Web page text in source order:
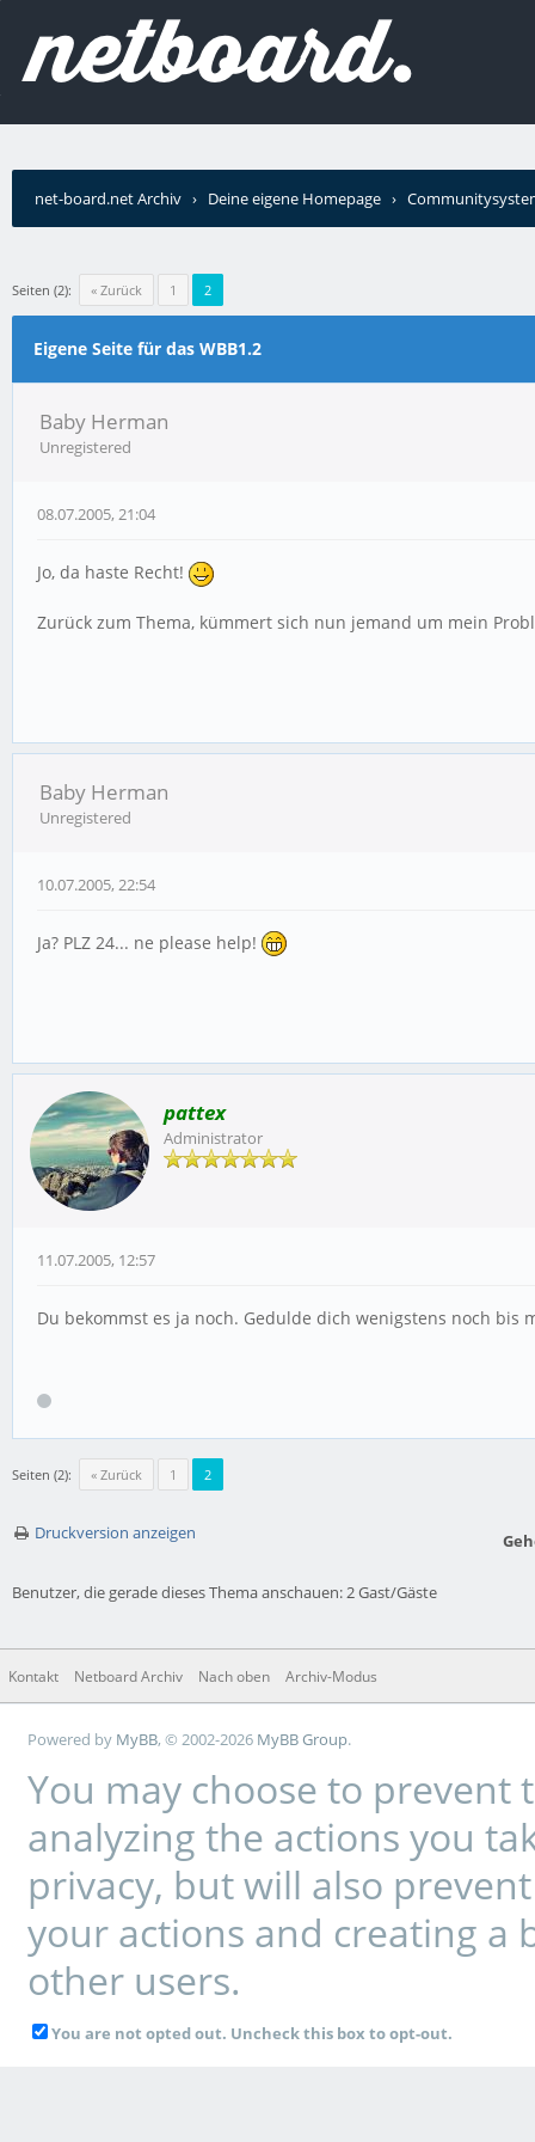
net-board.net Archiv › Deine eigene Homepage ›
Seiten (2): « Zurück 1 2
Eigene Seite für das WBB1.2
Baby Herman
Unregistered
08.07.2005, 21:04
Jo, da haste Recht!
Zurück zum Thema, kümmert sich nun jemand um mein
Baby Herman
Unregistered
10.07.2005, 22:54
Ja? PLZ 24... ne please help!
pattex
Administrator
11.07.2005, 12:57
Du bekommst es ja noch. Gedulde dich wenigstens noch bis
Seiten (2): « Zurück 1 2
Druckversion anzeigen
Benutzer, die gerade dieses Thema anschauen: 2 Gast/Gäste
Kontakt Netboard Archiv Nach oben Archiv-Modus
Powered by MyBB, © 2002-2026 MyBB Group.
You may choose to
analyzing the actions you
privacy, but will also
your actions and creating a
other users.
You are not opted out. Uncheck this box to opt-out.